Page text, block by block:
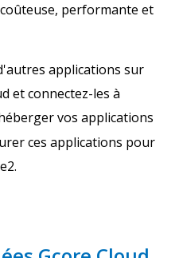
performante et
applications sur
et connectez-les à
vos applications
ces applications pour